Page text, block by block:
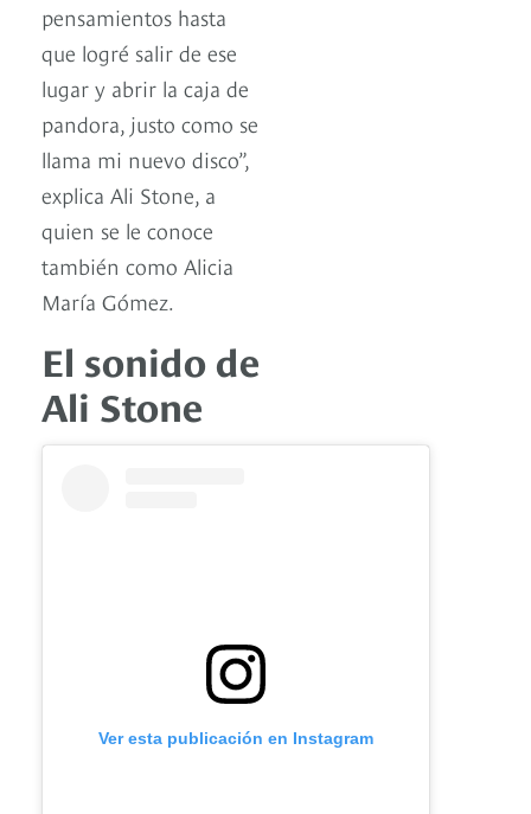
pensamientos hasta
que logré salir de ese
lugar y abrir la caja de
pandora, justo como se
llama mi nuevo disco”,
explica Ali Stone, a
quien se le conoce
también como Alicia
María Gómez.
El sonido de
Ali Stone
Ver esta publicación en Instagram